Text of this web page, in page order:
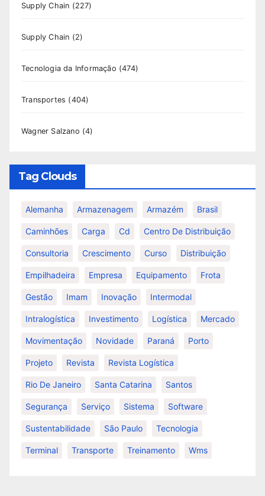
Supply Chain (227)
Supply Chain (2)
Tecnologia da Informação (474)
Transportes (404)
Wagner Salzano (4)
Tag Clouds
Alemanha Armazenagem Armazém Brasil
Caminhões Carga Cd Centro De Distribuição
Consultoria Crescimento Curso Distribuição
Empilhadeira Empresa Equipamento Frota
Gestão Imam Inovação Intermodal
Intralogística Investimento Logística Mercado
Movimentação Novidade Paraná Porto
Projeto Revista Revista Logística
Rio De Janeiro Santa Catarina Santos
Segurança Serviço Sistema Software
Sustentabilidade São Paulo Tecnologia
Terminal Transporte Treinamento Wms